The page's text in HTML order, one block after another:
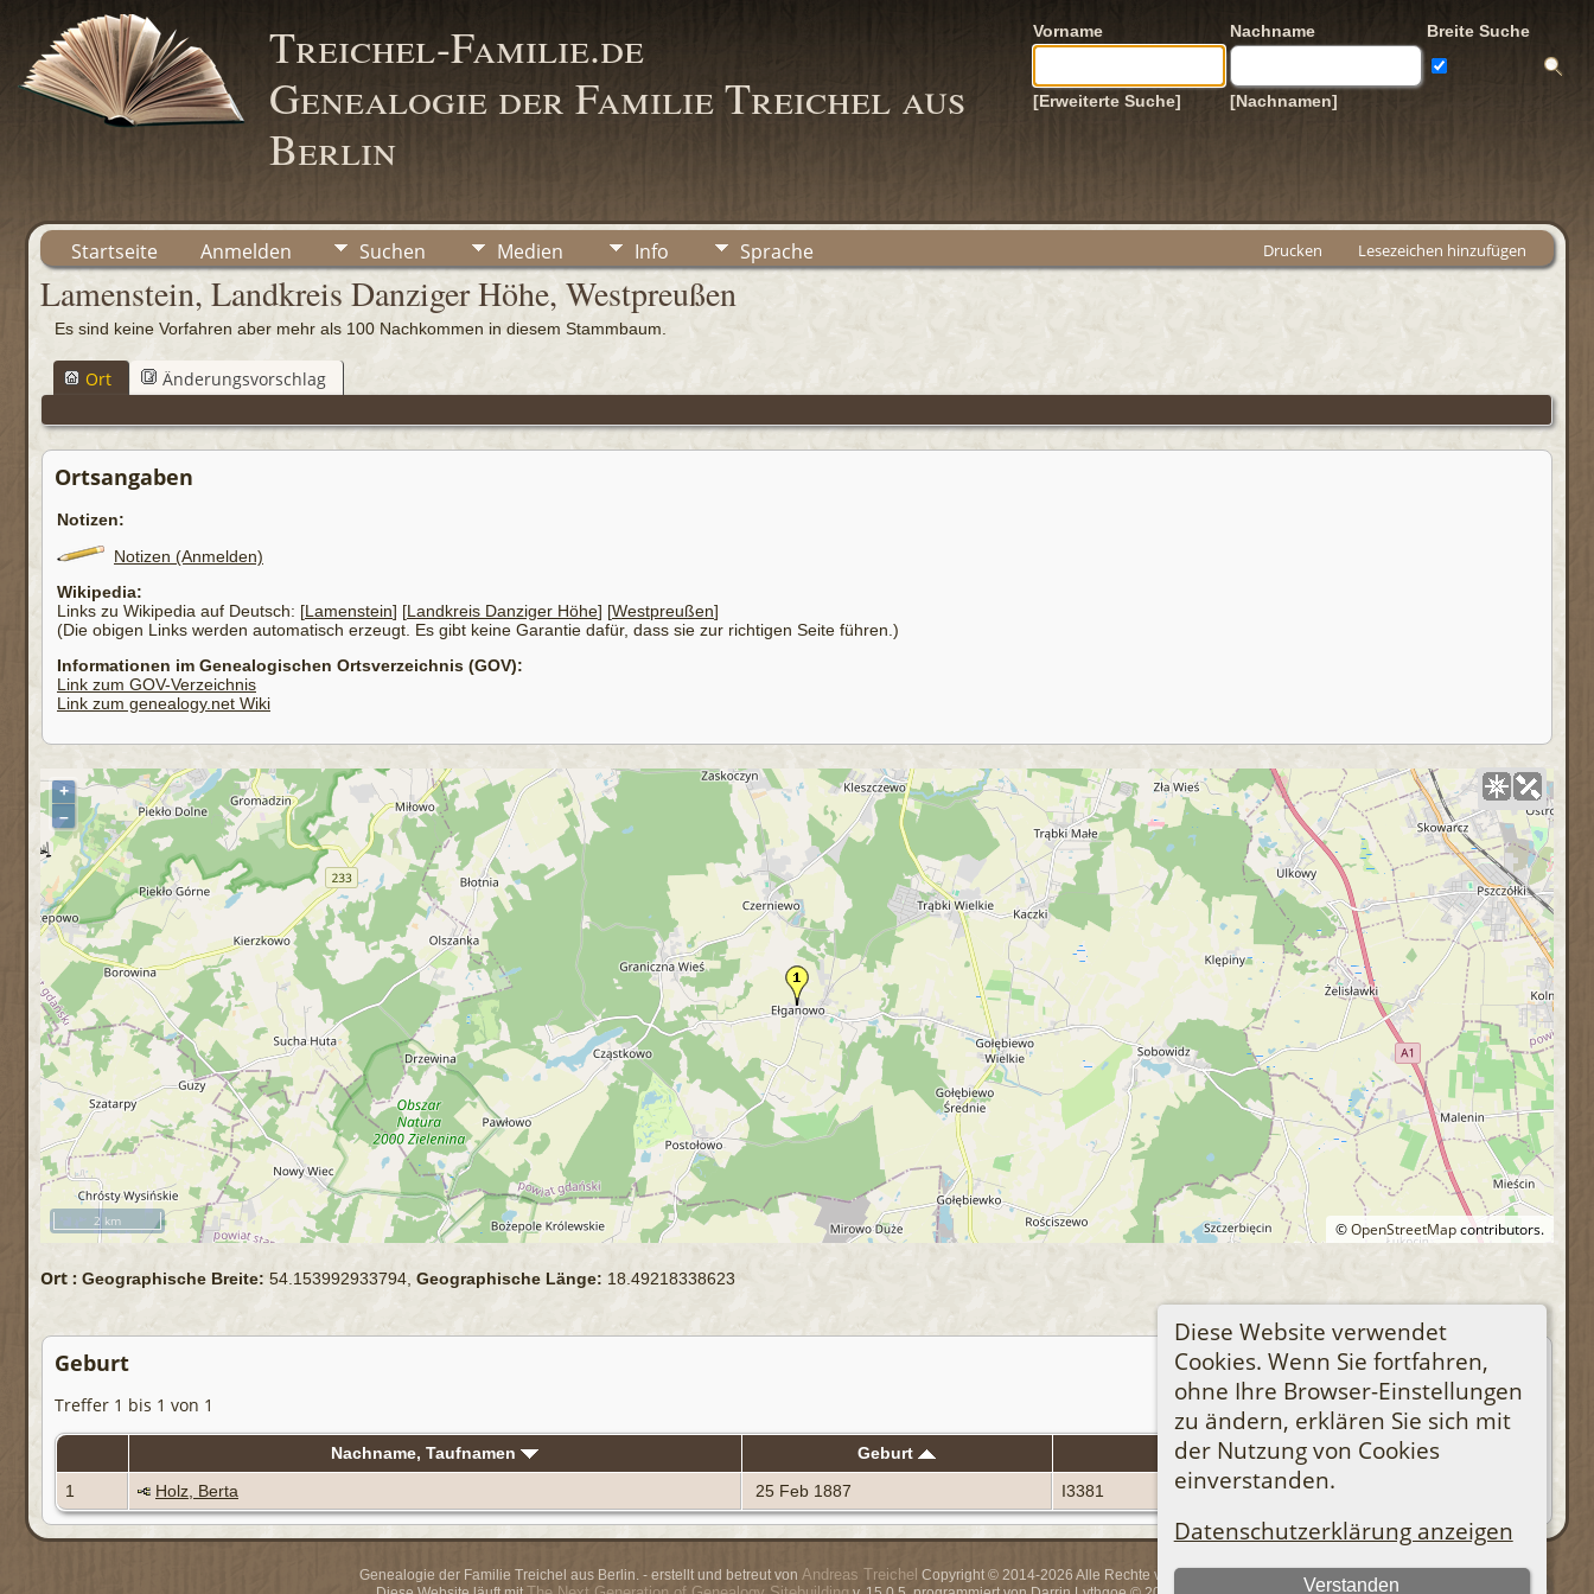
Treichel-Familie.de
Genealogie der Familie Treichel aus
Berlin
Vorname Nachname Breite Suche
[Erweiterte Suche] [Nachnamen]
Startseite Anmelden Suchen Medien Info Sprache Drucken Lesezeichen hinzufügen
Diese Website verwendet
Cookies. Wenn Sie fortfahren,
ohne Ihre Browser-Einstellungen
zu ändern, erklären Sie sich mit
der Nutzung von Cookies
einverstanden.
Datenschutzerklärung anzeigen
Verstanden
Lamenstein, Landkreis Danziger Höhe, Westpreußen
Es sind keine Vorfahren aber mehr als 100 Nachkommen in diesem Stammbaum.
Ort Änderungsvorschlag
Ortsangaben
Notizen:
Notizen (Anmelden)
Wikipedia:
Links zu Wikipedia auf Deutsch: [Lamenstein] [Landkreis Danziger Höhe] [Westpreußen]
(Die obigen Links werden automatisch erzeugt. Es gibt keine Garantie dafür, dass sie zur richtigen Seite führen.)
Informationen im Genealogischen Ortsverzeichnis (GOV):
Link zum GOV-Verzeichnis
Link zum genealogy.net Wiki
+
–
©OpenStreetMapcontributors.
2 km
Ort : Geographische Breite: 54.153992933794, Geographische Länge: 18.49218338623
Geburt
Treffer 1 bis 1 von 1
Nachname, Taufnamen Geburt
Personen-Kennung
1
Holz, Berta 25 Feb 1887 I3381
Genealogie der Familie Treichel aus Berlin. - erstellt und betreut von Andreas Treichel Copyright © 2014-2026 Alle Rechte vorbehalten.